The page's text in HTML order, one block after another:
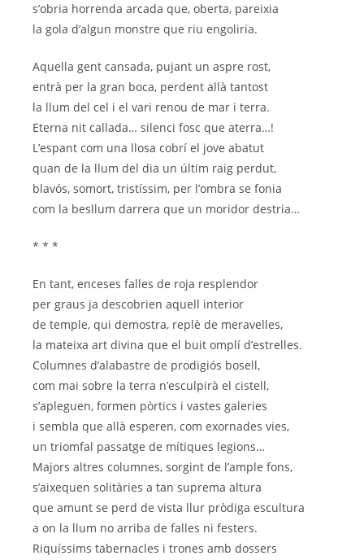
s’obria horrenda arcada que, oberta, pareixia
la gola d’algun monstre que riu engoliria.
Aquella gent cansada, pujant un aspre rost,
entrà per la gran boca, perdent allà tantost
la llum del cel i el vari renou de mar i terra.
Eterna nit callada… silenci fosc que aterra…!
L’espant com una llosa cobrí el jove abatut
quan de la llum del dia un últim raig perdut,
blavós, somort, tristíssim, per l’ombra se fonia
com la besllum darrera que un moridor destria…
* * *
En tant, enceses falles de roja resplendor
per graus ja descobrien aquell interior
de temple, qui demostra, replè de meravelles,
la mateixa art divina que el buit omplí d’estrelles.
Columnes d’alabastre de prodigiós bosell,
com mai sobre la terra n’esculpirà el cistell,
s’apleguen, formen pòrtics i vastes galeries
i sembla que allà esperen, com exornades vies,
un triomfal passatge de mítiques legions…
Majors altres columnes, sorgint de l’ample fons,
s’aixequen solitàries a tan suprema altura
que amunt se perd de vista llur pròdiga escultura
a on la llum no arriba de falles ni festers.
Riquíssims tabernacles i trones amb dossers